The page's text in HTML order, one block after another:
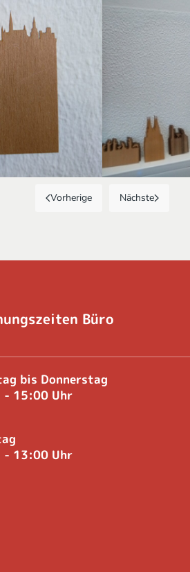
Vorherige Nächste
Büro
bis Donnerstag
- 15:00 Uhr
- 13:00 Uhr